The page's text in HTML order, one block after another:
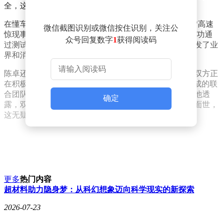
全，这才是企业的根本追求。
在懂车帝的高速事故场景模拟测试中，阿维塔12车型在“高速
惊现事故车”和“高速临时施工”两个场景中表现良好，成功通
过测试，但在其他四个场景中未能达标。这一结果也引发了业
界和消费者的广泛关注。
陈卓还透露了阿维塔与华为合作的最新进展。他表示，双方正
在积极推动Hi Plus模式的落地实施，目前已有近千人组成的联
合团队入驻阿维塔重庆总部，全力投入到合作项目中。他透
露，双方首款联合开发的产品预计将于明年下半年正式面世，
这无疑将为消费者带来更多选择和期待。
微信截图识别或微信按住识别，关注公
众号回复数字1获得阅读码
确定
更多热门内容
超材料助力隐身梦：从科幻想象迈向科学现实的新探索
2026-07-23